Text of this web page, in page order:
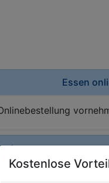
Essen
oder andere
Kostenlose